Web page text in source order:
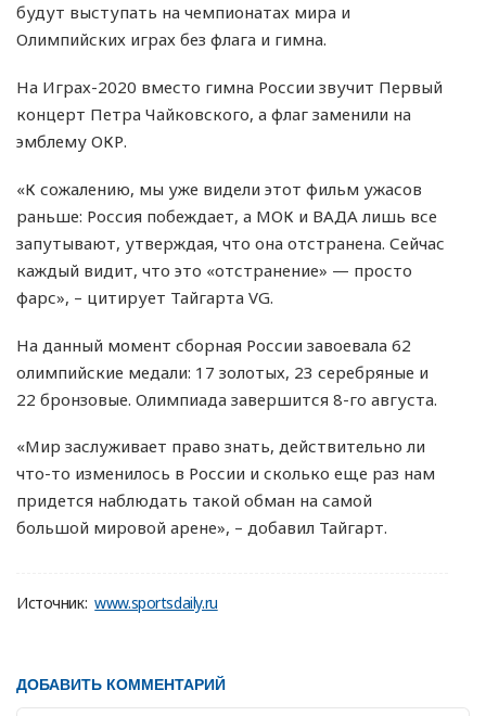
будут выступать на чемпионатах мира и
Олимпийских играх без флага и гимна.
На Играх-2020 вместо гимна России звучит Первый
концерт Петра Чайковского, а флаг заменили на
эмблему ОКР.
«К сожалению, мы уже видели этот фильм ужасов
раньше: Россия побеждает, а МОК и ВАДА лишь все
запутывают, утверждая, что она отстранена. Сейчас
каждый видит, что это «отстранение» — просто
фарс», – цитирует Тайгарта VG.
На данный момент сборная России завоевала 62
олимпийские медали: 17 золотых, 23 серебряные и
22 бронзовые. Олимпиада завершится 8-го августа.
«Мир заслуживает право знать, действительно ли
что-то изменилось в России и сколько еще раз нам
придется наблюдать такой обман на самой
большой мировой арене», – добавил Тайгарт.
Источник: www.sportsdaily.ru
ДОБАВИТЬ КОММЕНТАРИЙ